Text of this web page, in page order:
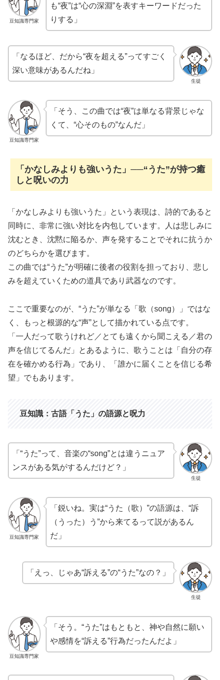
豆知識専門家
も“夜”は“心の深淵”を表すキーワードだった
りする」
生徒
「なるほど、だから“夜を超える”ってすごく
深い意味があるんだね」
豆知識専門家
「そう、この曲では“夜”は単なる背景じゃな
くて、“心そのもの”なんだ」
「かなしみよりも強いうた」──“うた”が持つ癒
しと呪いの力
「かなしみよりも強いうた」という表現は、詩的であると
同時に、非常に強い対比を内包しています。人は悲しみに
沈むとき、沈黙に陥るか、声を発することでそれに抗うか
のどちらかを選びます。
この曲では“うた”が明確に後者の役割を担っており、悲し
みを超えていくための道具であり武器なのです。
ここで重要なのが、“うた”が単なる「歌（song）」ではな
く、もっと根源的な“声”として描かれている点です。
「一人だって歌うけれど／とても遠くから聞こえる／君の
声を信じてるんだ」とあるように、歌うことは「自分の存
在を確かめる行為」であり、「誰かに届くことを信じる希
望」でもあります。
豆知識：古語「うた」の語源と呪力
生徒
「“うた”って、音楽の“song”とは違うニュア
ンスがある気がするんだけど？」
豆知識専門家
「鋭いね。実は“うた（歌）”の語源は、“訴
（うった）う”から来てるって説があるん
だ」
生徒
「えっ、じゃあ“訴える”の“うた”なの？」
豆知識専門家
「そう。“うた”はもともと、神や自然に願い
や感情を“訴える”行為だったんだよ」